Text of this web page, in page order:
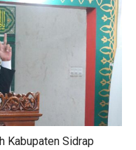
Kabupaten Sidrap